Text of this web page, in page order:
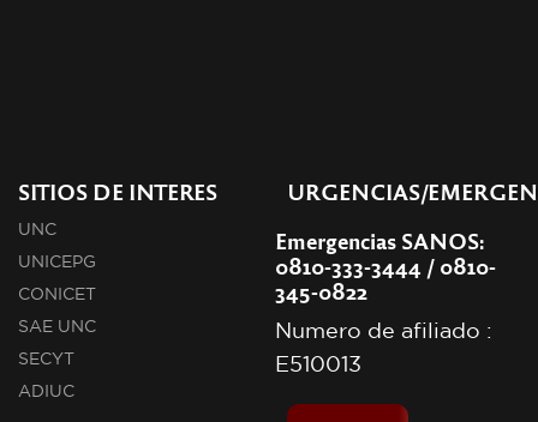
SITIOS DE INTERES
UNC
UNICEPG
CONICET
SAE UNC
SECYT
ADIUC
URGENCIAS/
Emergencias SANOS:
0810-333-3444 / 0810-
345-0822
Numero de afiliado :
E510013